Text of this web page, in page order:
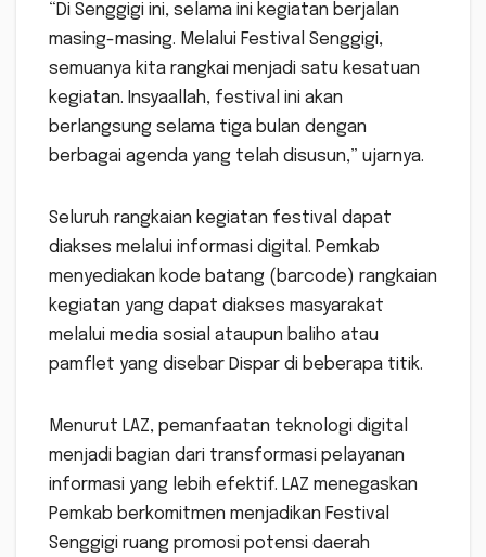
“Di Senggigi ini, selama ini kegiatan berjalan
masing-masing. Melalui Festival Senggigi,
semuanya kita rangkai menjadi satu kesatuan
kegiatan. Insyaallah, festival ini akan
berlangsung selama tiga bulan dengan
berbagai agenda yang telah disusun,” ujarnya.
Seluruh rangkaian kegiatan festival dapat
diakses melalui informasi digital. Pemkab
menyediakan kode batang (barcode) rangkaian
kegiatan yang dapat diakses masyarakat
melalui media sosial ataupun baliho atau
pamflet yang disebar Dispar di beberapa titik.
Menurut LAZ, pemanfaatan teknologi digital
menjadi bagian dari transformasi pelayanan
informasi yang lebih efektif. LAZ menegaskan
Pemkab berkomitmen menjadikan Festival
Senggigi ruang promosi potensi daerah